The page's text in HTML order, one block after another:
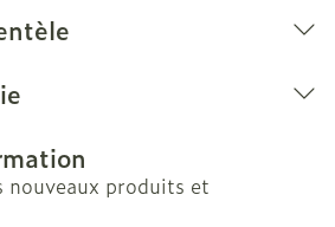
nouveaux produits et